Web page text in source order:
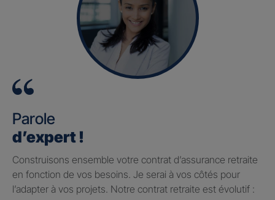
Parole
d’expert !
Construisons ensemble votre contrat d’assurance retraite
en fonction de vos besoins. Je serai à vos côtés pour
l’adapter à vos projets. Notre contrat retraite est évolutif :